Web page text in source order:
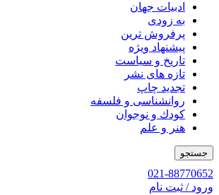
ادبیات جهان
به زودی
پرفروش ترین
پیشنهاد ویژه
تاریخ و سیاست
تازه های نشر
تجدید چاپ
روانشناسی و فلسفه
کودك و نوجوان
هنر و علم
جستجو
021-88770652
ورود / ثبت نام